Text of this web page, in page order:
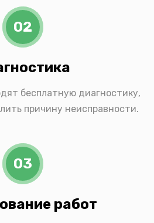
02
бесплатную диагностику,
причину неисправности.
03
работ